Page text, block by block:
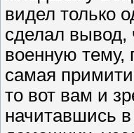
видел только
сделал вывод,
военную тему,
самая
то вот вам и
начитавшись в